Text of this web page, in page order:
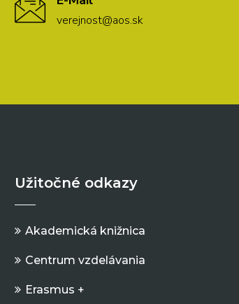
verejnost@aos.sk
Užitočné odkazy
Akademická knižnica
Centrum vzdelávania
Erasmus +